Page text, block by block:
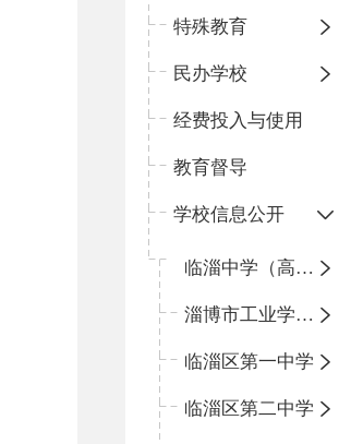
特殊教育
民办学校
经费投入与使用
教育督导
学校信息公开
临淄中学（高中）
淄博市工业学校（中职学校）
临淄区第一中学
临淄区第二中学